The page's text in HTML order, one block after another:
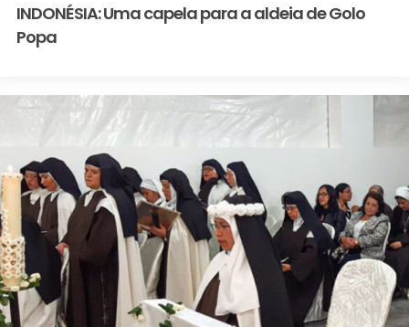
INDONÉSIA: Uma capela para a aldeia de Golo
Popa